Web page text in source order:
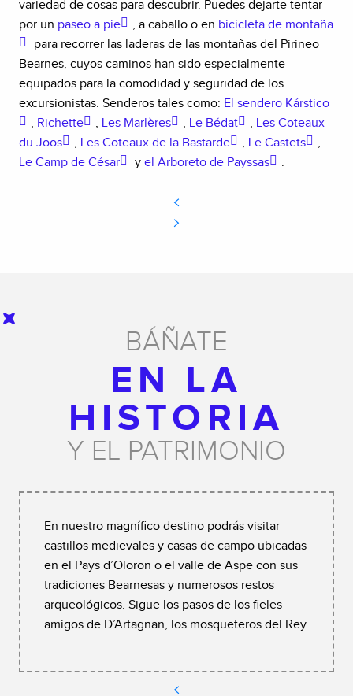
variedad de cosas para descubrir. Puedes dejarte tentar
por un paseo a pie , a caballo o en bicicleta de montaña
para recorrer las laderas de las montañas del Pirineo
Bearnes, cuyos caminos han sido especialmente
equipados para la comodidad y seguridad de los
excursionistas. Senderos tales como: El sendero Kárstico
, Richette , Les Marlères , Le Bédat , Les Coteaux
du Joos
, Les Coteaux de la Bastarde , Le Castets
,
Le Camp de César
y el Arboreto de Payssas .
BÁÑATE
EN LA
HISTORIA
Y EL PATRIMONIO
En nuestro magnífico destino podrás visitar
castillos medievales y casas de campo ubicadas
en el Pays d’Oloron o el valle de Aspe con sus
tradiciones Bearnesas y numerosos restos
arqueológicos. Sigue los pasos de los fieles
amigos de D’Artagnan, los mosqueteros del Rey.